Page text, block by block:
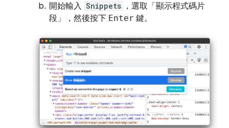
開始輸入 Snippets ，選取「顯示程式碼片
段」
，然後按下 Enter 鍵。